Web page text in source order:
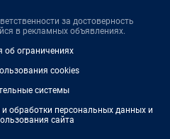
за достоверность
в рекламных объявлениях.
ограничениях
cookies
системы
обработки персональных данных и
сайта